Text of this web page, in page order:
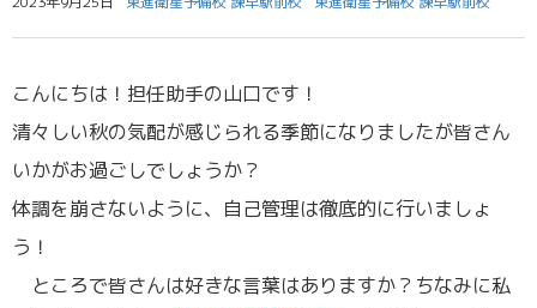
こんにちは！担任助手の山口です！
清々しい秋の気配が感じられる季節になりましたが皆さん
いかがお過ごしでしょうか？
体調を崩さないように、自己管理は徹底的に行いましょ
う！
ところで皆さんは好きな言葉はありますか？ちなみに私